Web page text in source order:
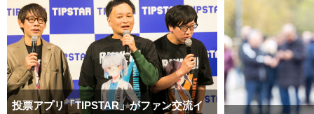
投票アプリ「TIPSTAR」がファン交流イ